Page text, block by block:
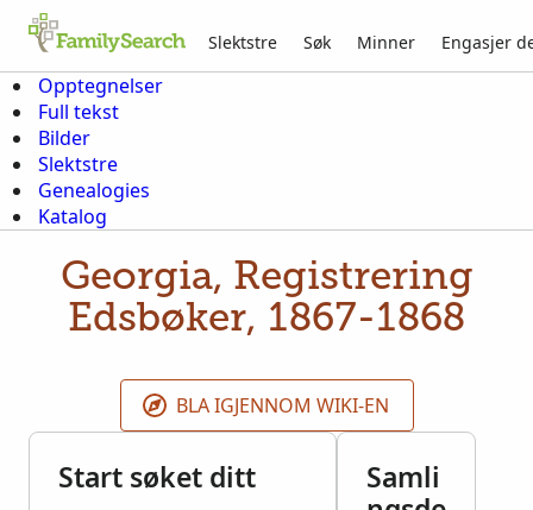
Slektstre Søk Minner Engasjer
Opptegnelser
Full tekst
Bilder
Slektstre
Genealogies
Katalog
Georgia, Registrering
Edsbøker, 1867-1868
BLA IGJENNOM WIKI-EN
Start søket ditt
Samli